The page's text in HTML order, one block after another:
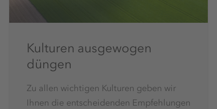
Kulturen ausgewogen
düngen
Zu allen wichtigen Kulturen geben wir
Ihnen die entscheidenden Empfehlungen